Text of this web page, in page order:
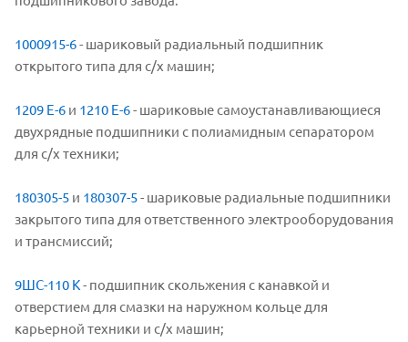
1000915-6- шариковый радиальный подшипник
открытого типа для с/х машин;
1209 Е-6 и 1210 Е-6- шариковые самоустанавливающиеся
двухрядные подшипники с полиамидным сепаратором
для с/х техники;
180305-5 и 180307-5- шариковые радиальные подшипники
закрытого типа для ответственного электрооборудования
и трансмиссий;
9ШС-110 К- подшипник скольжения с канавкой и
отверстием для смазки на наружном кольце для
карьерной техники и с/х машин;